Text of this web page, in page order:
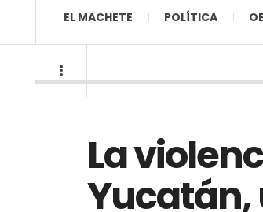
EL MACHETE POLÍTICA
La
Yucatán,